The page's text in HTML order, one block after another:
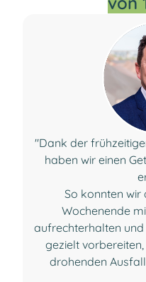
"Dank der
haben wir einen
So konnten wir
Wochenende
aufrechterhalten
gezielt
drohenden